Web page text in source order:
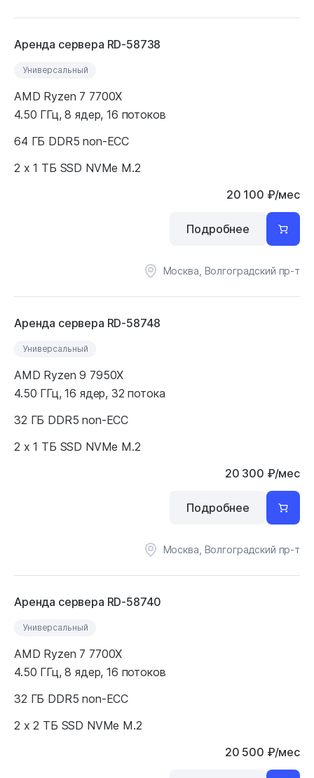
Аренда сервера RD-58738
Универсальный
AMD Ryzen 7 7700X
4.50 ГГц, 8 ядер, 16 потоков
64 ГБ DDR5 non-ECC
2 x 1 ТБ SSD NVMe M.2
20 100 ₽/мес
Москва, Волгоградский пр-т
Подробнее
Аренда сервера RD-58748
Универсальный
AMD Ryzen 9 7950X
4.50 ГГц, 16 ядер, 32 потока
32 ГБ DDR5 non-ECC
2 x 1 ТБ SSD NVMe M.2
20 300 ₽/мес
Москва, Волгоградский пр-т
Подробнее
Аренда сервера RD-58740
Универсальный
AMD Ryzen 7 7700X
4.50 ГГц, 8 ядер, 16 потоков
32 ГБ DDR5 non-ECC
2 x 2 ТБ SSD NVMe M.2
20 500 ₽/мес